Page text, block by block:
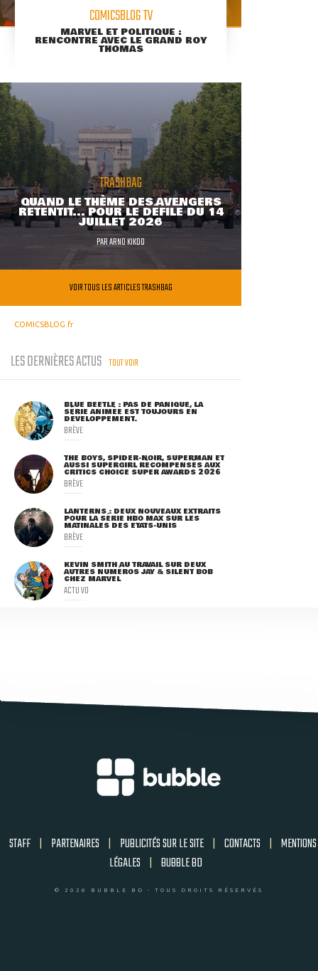
COMICSBLOG TV
MARVEL ET POLITIQUE :
RENCONTRE AVEC LE GRAND ROY
THOMAS
TRASHBAG
QUAND LE THÈME DES AVENGERS
RETENTIT... POUR LE DÉFILÉ DU 14
JUILLET 2026
PARARNO KIKOO
VOIR TOUS LES ARTICLES TRASHBAG
COMICSBLOG.fr
LES DERNIÈRES ACTUS TOUT VOIR
BLUE BEETLE : PAS DE PANIQUE, LA
SÉRIE ANIMÉE EST TOUJOURS EN
DÉVELOPPEMENT.
BRÈVE
THE BOYS, SPIDER-NOIR, SUPERMAN ET
AUSSI SUPERGIRL RÉCOMPENSÉS AUX
CRITICS CHOICE SUPER AWARDS 2026
BRÈVE
LANTERNS : DEUX NOUVEAUX EXTRAITS
POUR LA SÉRIE HBO MAX SUR LES
MATINALES DES ETATS-UNIS
BRÈVE
KEVIN SMITH AU TRAVAIL SUR DEUX
AUTRES NUMÉROS JAY & SILENT BOB
CHEZ MARVEL
ACTU VO
STAFF | PARTENAIRES | PUBLICITÉS SUR LE SITE | CONTACTS | MENTIONS
LÉGALES | BUBBLE BD
© 2026 BUBBLE BD - TOUS DROITS RÉSERVÉS